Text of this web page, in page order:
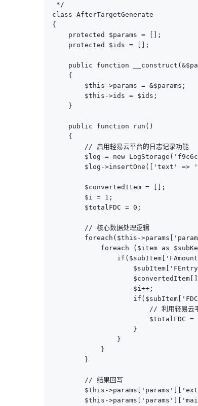
*/
class AfterTargetGenerate
{
    protected $params = [];
    protected $ids = [];
public function
    {
        $this->params = &$params;
        $this->ids = $ids;
    }
    public function run()
    {
        // 启用轻易云平台的日志记录功能
$log = new
$log->insertOne(['text' =>
        $convertedItem = [];
        $i = 1;
        $totalFDC = 0;
        // 核心数据处理逻辑
foreach($this-
foreach ($item as
                    $i++;
// 利用轻易云平
$totalFDC =
                    }
                }
            }
        }
        // 结果回写
$this-
$this-